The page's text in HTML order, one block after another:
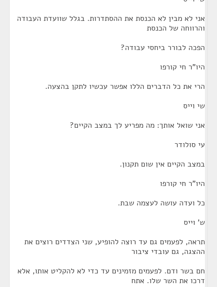
אני לא מבין לא הכנסת את ההסתדרות. בגלל שוועדת העבודה
והרווחה של הכנסת
הפכה לבורר ביחסי עבודה?
היו"ר חי קורפו
הרי את כל הדברים הללו אפשר עכשיו לתקן בהצעה.
שי וייס
אני שואל אותך: מה מפריע לך במצב הקיים?
עי סולודר
במצב הקיים אין שום תקנון.
היו"ר חי קורפו
כל ועדה עושה לעצמה שבת.
ש' וייס
תראה, לפעמים גם עד רוצה להופיע, שני הצדדים רוצים את
ההצגה, גם עובדי ציבור
חם בשר ודם. לפעמים מזמינים עד כדי לא להקליט אותו, אלא
דרכו את השר שלו. אתח